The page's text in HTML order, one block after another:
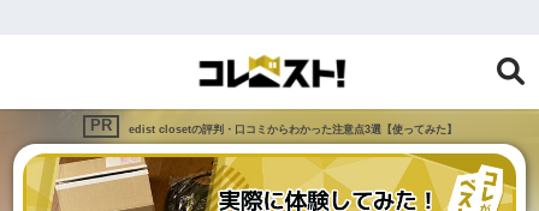
edist closetの評判・口コミからわかった注意点3選【使ってみた】